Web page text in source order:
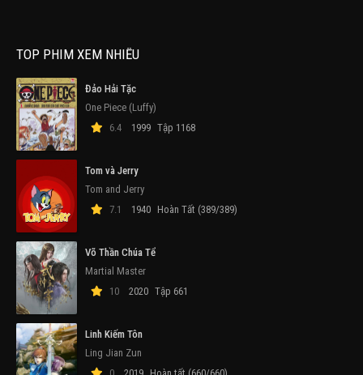
TOP PHIM XEM NHIỀU
Đảo Hải Tặc
One Piece (Luffy)
6.4
1999 Tập 1168
Tom và Jerry
Tom and Jerry
7.1
1940 Hoàn Tất (389/389)
Võ Thần Chúa Tể
Martial Master
10
2020 Tập 661
Linh Kiếm Tôn
Ling Jian Zun